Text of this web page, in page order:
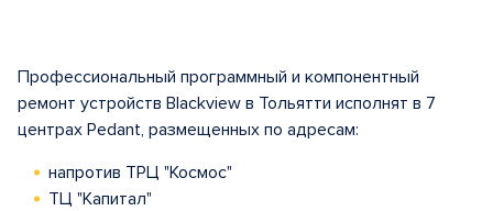
Профессиональный программный и компонентный
ремонт устройств Blackview в Тольятти исполнят в 7
центрах Pedant, размещенных по адресам:
напротив ТРЦ "Космос"
ТЦ "Капитал"